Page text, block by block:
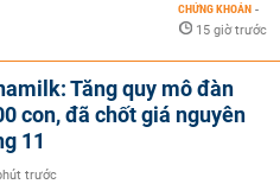
CHỨNG KHOÁN -
15 giờ trước
Tăng quy mô đàn
con, đã chốt giá nguyên
11
trước